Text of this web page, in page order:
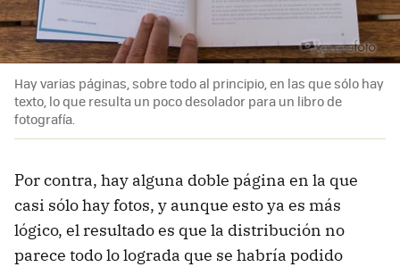
Hay varias páginas, sobre todo al principio, en las que sólo hay
texto, lo que resulta un poco desolador para un libro de
fotografía.
Por contra, hay alguna doble página en la que
casi sólo hay fotos, y aunque esto ya es más
lógico, el resultado es que la distribución no
parece todo lo lograda que se habría podido